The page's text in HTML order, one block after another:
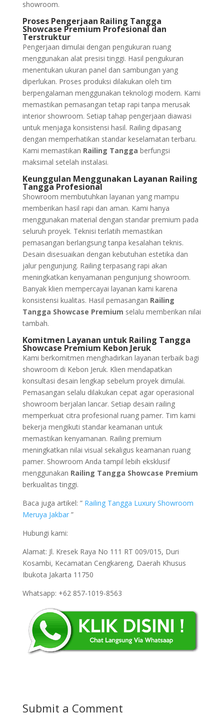
showroom.
Proses Pengerjaan Railing Tangga
Showcase Premium Profesional dan
Terstruktur
Pengerjaan dimulai dengan pengukuran ruang
menggunakan alat presisi tinggi. Hasil pengukuran
menentukan ukuran panel dan sambungan yang
diperlukan. Proses produksi dilakukan oleh tim
berpengalaman menggunakan teknologi modern. Kami
memastikan pemasangan tetap rapi tanpa merusak
interior showroom. Setiap tahap pengerjaan diawasi
untuk menjaga konsistensi hasil. Railing dipasang
dengan memperhatikan standar keselamatan terbaru.
Kami memastikan Railing Tangga berfungsi
maksimal setelah instalasi.
Keunggulan Menggunakan Layanan Railing
Tangga Profesional
Showroom membutuhkan layanan yang mampu
memberikan hasil rapi dan aman. Kami hanya
menggunakan material dengan standar premium pada
seluruh proyek. Teknisi terlatih memastikan
pemasangan berlangsung tanpa kesalahan teknis.
Desain disesuaikan dengan kebutuhan estetika dan
jalur pengunjung. Railing terpasang rapi akan
meningkatkan kenyamanan pengunjung showroom.
Banyak klien mempercayai layanan kami karena
konsistensi kualitas. Hasil pemasangan Railing
Tangga Showcase Premium selalu memberikan nilai
tambah.
Komitmen Layanan untuk Railing Tangga
Showcase Premium Kebon Jeruk
Kami berkomitmen menghadirkan layanan terbaik bagi
showroom di Kebon Jeruk. Klien mendapatkan
konsultasi desain lengkap sebelum proyek dimulai.
Pemasangan selalu dilakukan cepat agar operasional
showroom berjalan lancar. Setiap desain railing
memperkuat citra profesional ruang pamer. Tim kami
bekerja mengikuti standar keamanan untuk
memastikan kenyamanan. Railing premium
meningkatkan nilai visual sekaligus keamanan ruang
pamer. Showroom Anda tampil lebih eksklusif
menggunakan Railing Tangga Showcase Premium
berkualitas tinggi.
Baca juga artikel: ” Railing Tangga Luxury Showroom
Meruya Jakbar”
Hubungi kami:
Alamat: Jl. Kresek Raya No 111 RT 009/015, Duri
Kosambi, Kecamatan Cengkareng, Daerah Khusus
Ibukota Jakarta 11750
Whatsapp: +62 857-1019-8563
Submit a Comment